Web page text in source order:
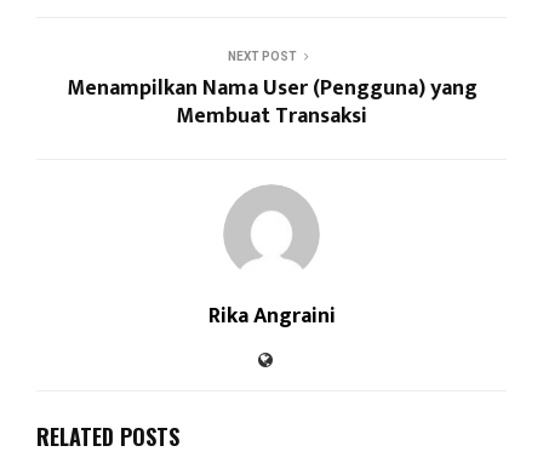
NEXT POST
Menampilkan Nama User (Pengguna) yang
Membuat Transaksi
Rika Angraini
RELATED POSTS